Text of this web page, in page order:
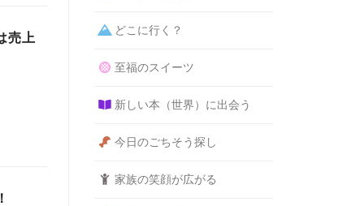
売上
どこに行く？
至福のスイーツ
新しい本（世界）に出会う
今日のごちそう探し
家族の笑顔が広がる